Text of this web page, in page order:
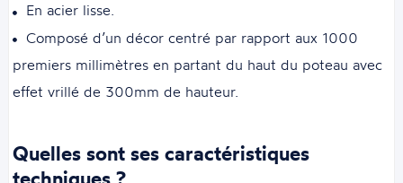
En acier lisse.
Composé d’un décor centré par rapport aux 1000
premiers millimètres en partant du haut du poteau avec
effet vrillé de 300mm de hauteur.
Quelles sont ses caractéristiques